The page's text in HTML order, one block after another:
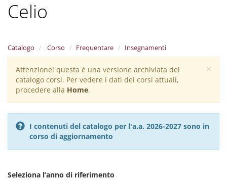
Celio
Catalogo Corso Frequentare Insegnamenti
×
Warning
message
Attenzione! questa è una versione archiviata del
catalogo corsi. Per vedere i dati dei corsi attuali,
procedere alla Home.
I contenuti del catalogo per l'a.a. 2026-2027 sono in
corso di aggiornamento
Seleziona l’anno di riferimento